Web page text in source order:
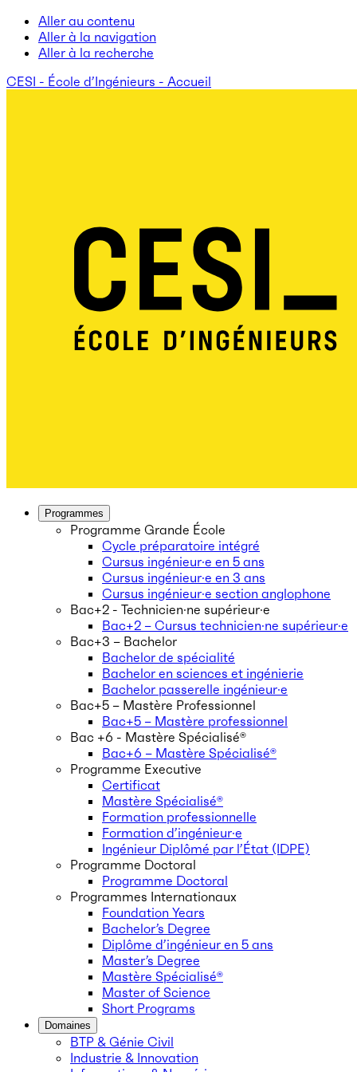
Aller au contenu
Aller à la navigation
Aller à la recherche
CESI - École d’Ingénieurs - Accueil
Programmes
Programme Grande École
Cycle préparatoire intégré
Cursus ingénieur·e en 5 ans
Cursus ingénieur·e en 3 ans
Cursus ingénieur·e section anglophone
Bac+2 - Technicien·ne supérieur·e
Bac+2 – Cursus technicien·ne supérieur·e
Bac+3 – Bachelor
Bachelor de spécialité
Bachelor en sciences et ingénierie
Bachelor passerelle ingénieur·e
Bac+5 – Mastère Professionnel
Bac+5 – Mastère professionnel
Bac +6 - Mastère Spécialisé®
Bac+6 – Mastère Spécialisé®
Programme Executive
Certificat
Mastère Spécialisé®
Formation professionnelle
Formation d’ingénieur·e
Ingénieur Diplômé par l’État (IDPE)
Programme Doctoral
Programme Doctoral
Programmes Internationaux
Foundation Years
Bachelor’s Degree
Diplôme d’ingénieur en 5 ans
Master’s Degree
Mastère Spécialisé®
Master of Science
Short Programs
Domaines
BTP & Génie Civil
Industrie & Innovation